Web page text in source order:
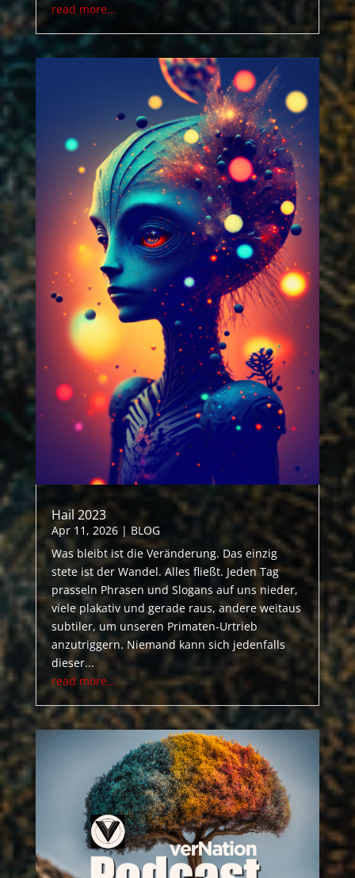
read more...
Hail 2023
Apr 11, 2026| BLOG
Was bleibt ist die Veränderung. Das einzig
stete ist der Wandel. Alles fließt. Jeden Tag
prasseln Phrasen und Slogans auf uns nieder,
viele plakativ und gerade raus, andere weitaus
subtiler, um unseren Primaten-Urtrieb
anzutriggern. Niemand kann sich jedenfalls
dieser...
read more...